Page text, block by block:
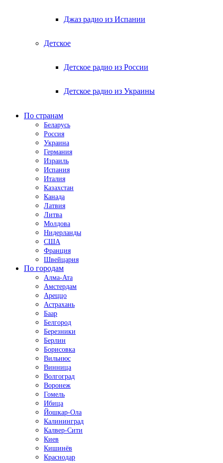
Джаз радио из Испании
Детское
Детское радио из России
Детское радио из Украины
По странам
Беларусь
Россия
Украина
Германия
Израиль
Испания
Италия
Казахстан
Канада
Латвия
Литва
Молдова
Нидерланды
США
Франция
Швейцария
По городам
Алма-Ата
Амстердам
Ареццо
Астрахань
Баар
Белгород
Березники
Берлин
Борисовка
Вильнюс
Винница
Волгоград
Воронеж
Гомель
Ибица
Йошкар-Ола
Калининград
Калвер-Сити
Киев
Кишинёв
Краснодар